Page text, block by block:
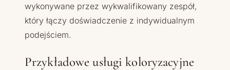
wykonywane przez wykwalifikowany zespół,
który łączy doświadczenie z indywidualnym
podejściem.
Przykładowe usługi koloryzacyjne